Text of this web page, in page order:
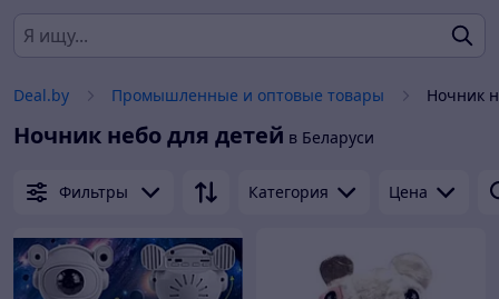
Deal.by Промышленные и оптовые товары Ночник
Ночник небо для детей в Беларуси
Фильтры Категория Цена